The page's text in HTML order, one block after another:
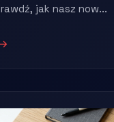
jak nasz now...